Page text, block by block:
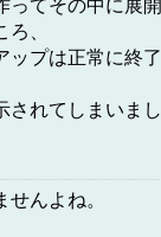
ってその中に展
、
ップは正常に終
されてしまいま
んよね。